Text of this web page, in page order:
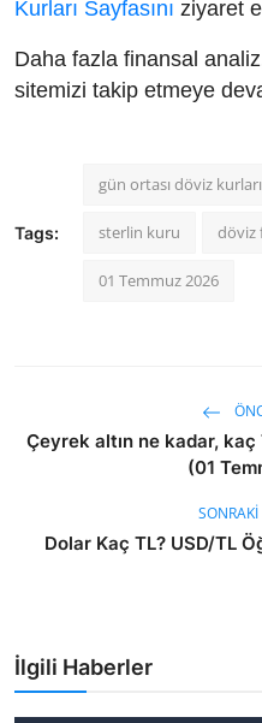
Kurları Sayfasını ziyaret
Daha fazla finansal
sitemizi takip etmeye
Tags:
gün ortası döviz kurları
sterlin kuru döviz
01 Temmuz 2026
Çeyrek altın ne kadar,
(01
Dolar Kaç TL? USD/TL
İlgili Haberler